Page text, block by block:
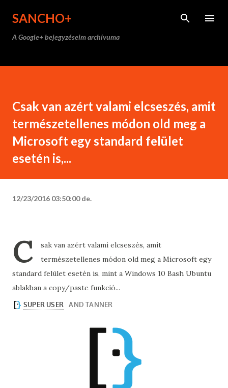
SANCHO+
A Google+ bejegyzéseim archívuma
Csak van azért valami elcseszés, amit
természetellenes módon old meg a
Microsoft egy standard felület
esetén is,...
12/23/2016 03:50:00 de.
C
sak van azért valami elcseszés, amit
természetellenes módon old meg a Microsoft egy
standard felület esetén is, mint a Windows 10 Bash Ubuntu
ablakban a copy/paste funkció...